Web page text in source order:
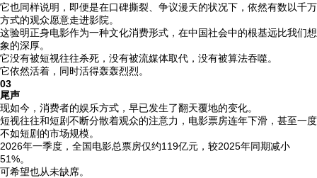
它也同样说明，即便是在口碑撕裂、争议漫天的状况下，依然有数以千万
方式的观众愿意走进影院。
这验明正身电影作为一种文化消费形式，在中国社会中的根基远比我们想
象的深厚。
它没有被短视往往杀死，没有被流媒体取代，没有被算法吞噬。
它依然活着，同时活得轰轰烈烈。
03
尾声
现如今，消费者的娱乐方式，早已发生了翻天覆地的变化。
短视往往和短剧不断分散着观众的注意力，电影票房连年下滑，甚至一度
不如短剧的市场规模。
2026年一季度，全国电影总票房仅约119亿元，较2025年同期减小
51%。
可希望也从未缺席。